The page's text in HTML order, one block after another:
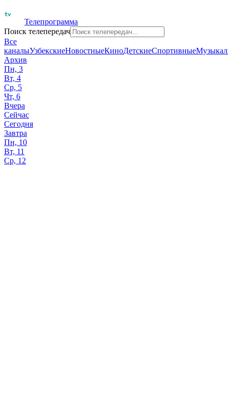
Телепрограмма
Поиск телепередач
Все
каналыУзбекскиеНовостныеКиноДетскиеСпортивные
Архив
Пн, 3
Вт, 4
Ср, 5
Чт, 6
Вчера
Сейчас
Сегодня
Завтра
Пн, 10
Вт, 11
Ср, 12